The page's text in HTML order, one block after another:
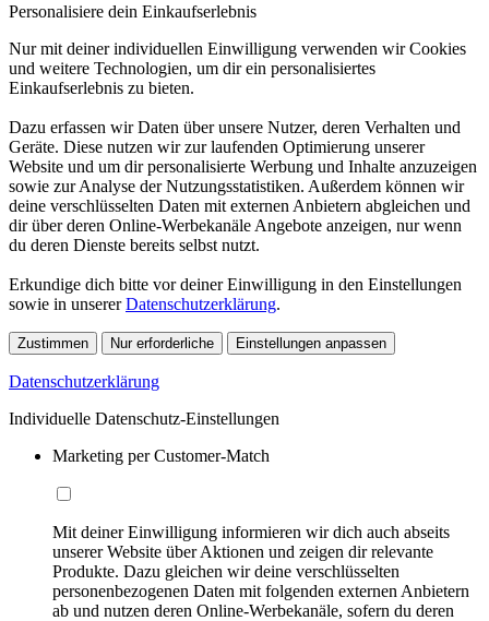
Personalisiere dein Einkaufserlebnis
Nur mit deiner individuellen Einwilligung verwenden wir Cookies
und weitere Technologien, um dir ein personalisiertes
Einkaufserlebnis zu bieten.
Dazu erfassen wir Daten über unsere Nutzer, deren Verhalten und
Geräte. Diese nutzen wir zur laufenden Optimierung unserer
Website und um dir personalisierte Werbung und Inhalte anzuzeigen
sowie zur Analyse der Nutzungsstatistiken. Außerdem können wir
deine verschlüsselten Daten mit externen Anbietern abgleichen und
dir über deren Online-Werbekanäle Angebote anzeigen, nur wenn
du deren Dienste bereits selbst nutzt.
Erkundige dich bitte vor deiner Einwilligung in den Einstellungen
sowie in unsererDatenschutzerklärung.
Zustimmen Nur erforderliche Einstellungen anpassen
Datenschutzerklärung
Individuelle Datenschutz-Einstellungen
Marketing per Customer-Match
Mit deiner Einwilligung informieren wir dich auch abseits
unserer Website über Aktionen und zeigen dir relevante
Produkte. Dazu gleichen wir deine verschlüsselten
personenbezogenen Daten mit folgenden externen Anbietern
ab und nutzen deren Online-Werbekanäle, sofern du deren